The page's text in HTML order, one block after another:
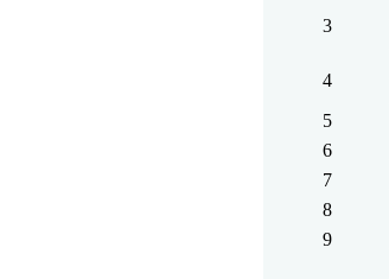
3
4
5
6
7
8
9